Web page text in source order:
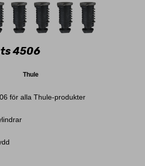
4506
Thule
för alla Thule-produkter